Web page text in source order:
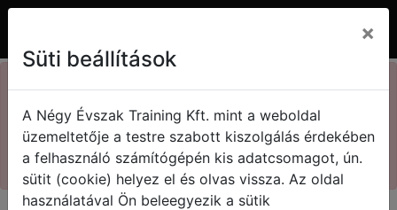
Süti beállítások
×
A Négy Évszak Training Kft. mint a weboldal
üzemeltetője a testre szabott kiszolgálás érdekében
a felhasználó számítógépén kis adatcsomagot, ún.
sütit (cookie) helyez el és olvas vissza. Az oldal
használatával Ön beleegyezik a sütik
73. Kasza nap
Kedvezményes jegyek!
Megnézem!
A bevételed a LEZÁRÁS-
on múlik!